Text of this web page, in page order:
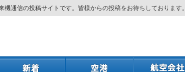
通信の投稿サイトです。皆様からの投稿をお待ちしております。